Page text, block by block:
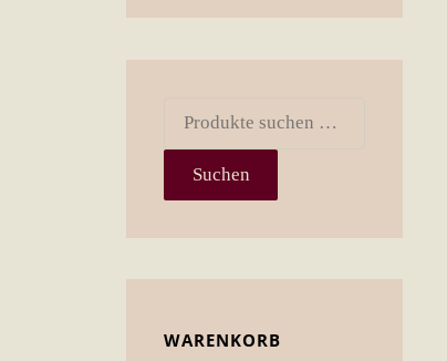
Suchen
nach:
Suchen
WARENKORB